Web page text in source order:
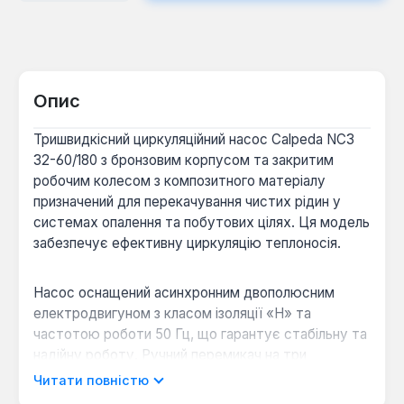
Опис
Тришвидкісний циркуляційний насос Calpeda NC3
32-60/180 з бронзовим корпусом та закритим
робочим колесом з композитного матеріалу
призначений для перекачування чистих рідин у
системах опалення та побутових цілях. Ця модель
забезпечує ефективну циркуляцію теплоносія.
Насос оснащений асинхронним двополюсним
електродвигуном з класом ізоляції «Н» та
частотою роботи 50 Гц, що гарантує стабільну та
надійну роботу. Ручний перемикач на три
швидкості дозволяє адаптувати продуктивність
Читати повністю